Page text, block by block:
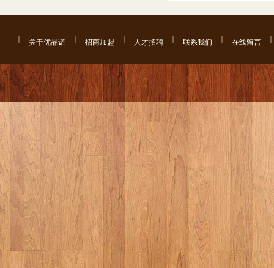
关于优品诺 招商加盟 人才招聘 联系我们 在线留言